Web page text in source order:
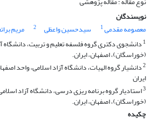
نویسندگان
معصومه مقدمی1 سیدحسین واعظی 2 مریم
1 دانشجوی دکتری گروه فلسفه تعلیم و تربیت، دانشگاه
(خوراسگان)، اصفهان، ایران.
2دانشیار گروه الهیات، دانشگاه آزاد اسلامی، واحد
ایران
3استادیار گروه برنامه ریزی درسی، دانشگاه آزاد
(خوراسگان)، اصفهان، ایران.
چکیده